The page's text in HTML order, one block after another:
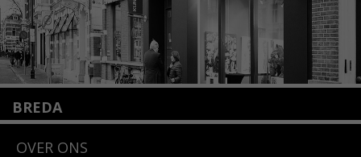
BREDA
4818 SB Breda
OVER ONS